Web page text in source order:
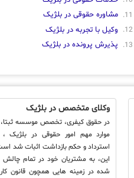
مشاوره حقوقی در بلژیک
وکیل با تجربه در بلژیک
پذیرش پرونده در بلژیک
وکلای متخصص در بلژیک
در حقوق کیفری، تخصص موسسه ثبتا،
موارد مهم امور حقوقی در بلژیک
استرداد و حکم بازداشت اثبات شد
این، به مشتریان خود در تمام چالش
شده در زمینه هایی همچون قانون